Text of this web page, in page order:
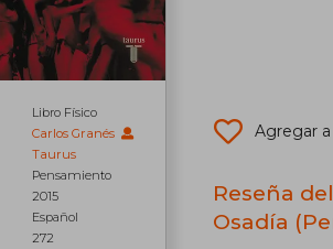
Libro Físico
Carlos Granés
Taurus
Pensamiento
2015
Español
272
Agregar
Reseña
Osadía